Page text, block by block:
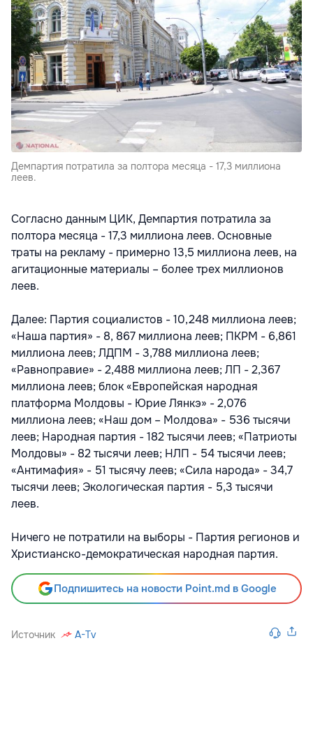
Демпартия потратила за полтора месяца - 17,3 миллиона
леев.
Согласно данным ЦИК, Демпартия потратила за
полтора месяца - 17,3 миллиона леев. Основные
траты на рекламу - примерно 13,5 миллиона леев, на
агитационные материалы – более трех миллионов
леев.
Далее: Партия социалистов - 10,248 миллиона леев;
«Наша партия» - 8, 867 миллиона леев; ПКРМ - 6,861
миллиона леев; ЛДПМ - 3,788 миллиона леев;
«Равноправие» - 2,488 миллиона леев; ЛП - 2,367
миллиона леев; блок «Европейская народная
платформа Молдовы - Юрие Лянкэ» - 2,076
миллиона леев; «Наш дом – Молдова» - 536 тысячи
леев; Народная партия - 182 тысячи леев; «Патриоты
Молдовы» - 82 тысячи леев; НЛП - 54 тысячи леев;
«Антимафия» - 51 тысячу леев; «Сила народа» - 34,7
тысячи леев; Экологическая партия - 5,3 тысячи
леев.
Ничего не потратили на выборы - Партия регионов и
Христианско-демократическая народная партия.
Подпишитесь на новости Point.md в Google
Источник A-Tv